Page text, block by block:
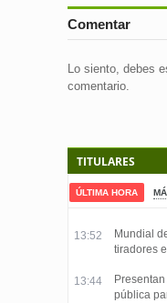
Comentar
Lo siento, debes
comentario.
TITULARES
ÚLTIMA HORA
13:52
Mundial
tiradores
13:44
pública